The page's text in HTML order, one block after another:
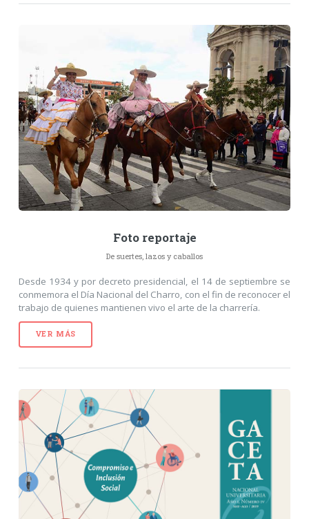
Foto reportaje
De suertes, lazos y caballos
Desde 1934 y por decreto presidencial, el 14 de septiembre se
conmemora el Día Nacional del Charro, con el fin de reconocer el
trabajo de quienes mantienen vivo el arte de la charrería.
VER MÁS